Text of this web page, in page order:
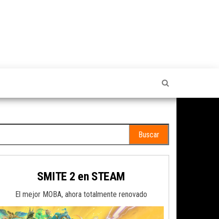
SMITE 2 en STEAM
El mejor MOBA, ahora totalmente renovado